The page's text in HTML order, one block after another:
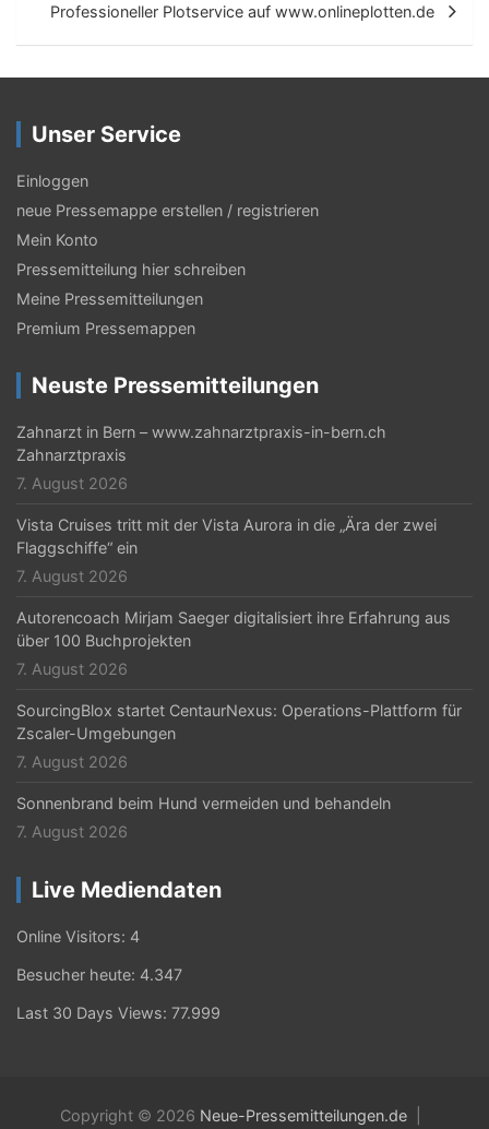
t
r
a
g
s
-
N
a
v
i
g
a
t
i
o
Professioneller Plotservice auf www.onlineplotten.de
Unser Service
Einloggen
neue Pressemappe erstellen / registrieren
Mein Konto
Pressemitteilung hier schreiben
Meine Pressemitteilungen
Premium Pressemappen
Neuste Pressemitteilungen
Zahnarzt in Bern – www.zahnarztpraxis-in-bern.ch
Zahnarztpraxis
7. August 2026
Vista Cruises tritt mit der Vista Aurora in die „Ära der zwei
Flaggschiffe“ ein
7. August 2026
Autorencoach Mirjam Saeger digitalisiert ihre Erfahrung aus
über 100 Buchprojekten
7. August 2026
SourcingBlox startet CentaurNexus: Operations-Plattform für
Zscaler-Umgebungen
7. August 2026
Sonnenbrand beim Hund vermeiden und behandeln
7. August 2026
Live Mediendaten
Online Visitors: 4
Besucher heute: 4.347
Last 30 Days Views: 77.999
Copyright © 2026 Neue-Pressemitteilungen.de